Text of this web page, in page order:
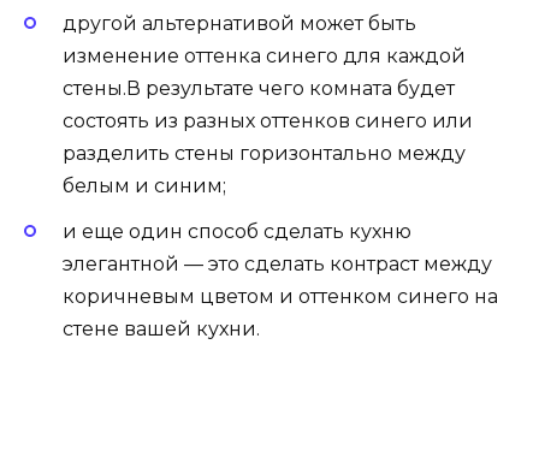
стене вашей кухни.
Цветная кухня со стенами в цвете синей пыли
Стены на кухне в цвете ночная синь
Стены в этом особенно темном оттенке “ночная
синь” подходят для паркетного пола или